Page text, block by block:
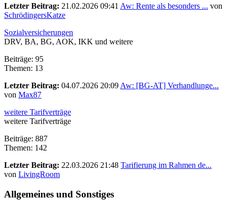
Letzter Beitrag: 21.02.2026 09:41 Aw: Rente als besonders ... von
SchrödingersKatze
Sozialversicherungen
DRV, BA, BG, AOK, IKK und weitere
Beiträge: 95
Themen: 13
Letzter Beitrag: 04.07.2026 20:09 Aw: [BG-AT] Verhandlunge...
von Max87
weitere Tarifverträge
weitere Tarifverträge
Beiträge: 887
Themen: 142
Letzter Beitrag: 22.03.2026 21:48 Tarifierung im Rahmen de...
von LivingRoom
Allgemeines und Sonstiges